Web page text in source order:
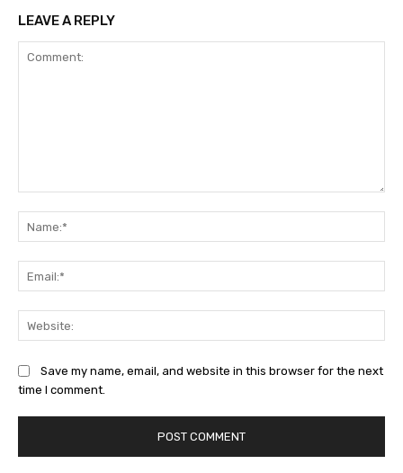
LEAVE A REPLY
Save my name, email, and website in this browser for the next
time I comment.